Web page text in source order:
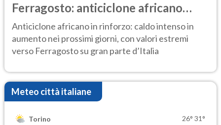
Ferragosto: anticiclone africano
ancora protagonista
Anticiclone africano in rinforzo: caldo intenso in
aumento nei prossimi giorni, con valori estremi
verso Ferragosto su gran parte d’Italia
Meteo città italiane
Torino 26° 31°